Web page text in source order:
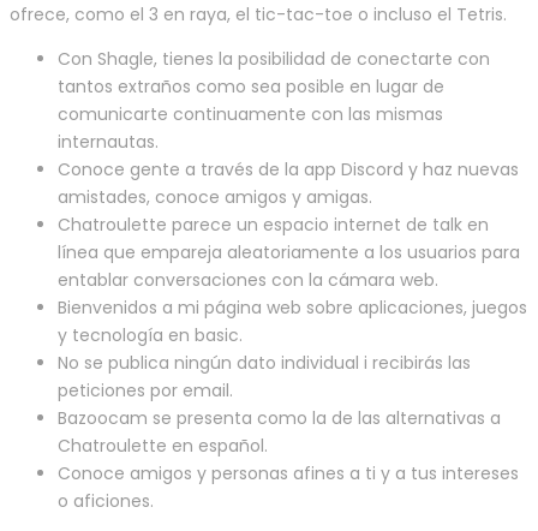
ofrece, como el 3 en raya, el tic-tac-toe o incluso el Tetris.
Con Shagle, tienes la posibilidad de conectarte con
tantos extraños como sea posible en lugar de
comunicarte continuamente con las mismas
internautas.
Conoce gente a través de la app Discord y haz nuevas
amistades, conoce amigos y amigas.
Chatroulette parece un espacio internet de talk en
línea que empareja aleatoriamente a los usuarios para
entablar conversaciones con la cámara web.
Bienvenidos a mi página web sobre aplicaciones, juegos
y tecnología en basic.
No se publica ningún dato individual i recibirás las
peticiones por email.
Bazoocam se presenta como la de las alternativas a
Chatroulette en español.
Conoce amigos y personas afines a ti y a tus intereses
o aficiones.